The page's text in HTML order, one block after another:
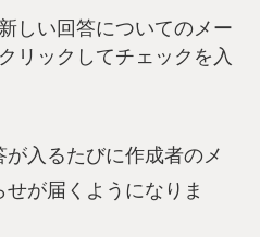
しい回答についてのメー
リックしてチェックを入
入るたびに作成者のメ
が届くようになりま